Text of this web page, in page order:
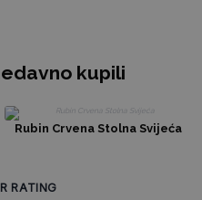
kupili
Rubin Crvena Stolna Svijeća
RATING